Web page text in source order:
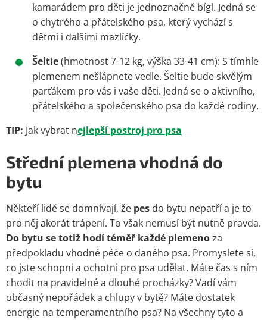
kamarádem pro děti je jednoznačně bígl. Jedná se
o chytrého a přátelského psa, který vychází s
dětmi i dalšími mazlíčky.
Šeltie(hmotnost 7-12 kg, výška 33-41 cm): S tímhle
plemenem nešlápnete vedle. Šeltie bude skvělým
parťákem pro vás i vaše děti. Jedná se o aktivního,
přátelského a společenského psa do každé rodiny.
TIP: Jak vybrat nejlepší postroj pro psa
Střední plemena vhodná do
bytu
Někteří lidé se domnívají, že pes do bytu nepatří a je to
pro něj akorát trápení. To však nemusí být nutně pravda.
Do bytu se totiž hodí téměř každé plemenoza
předpokladu vhodné péče o daného psa. Promyslete si,
co jste schopni a ochotni pro psa udělat. Máte čas s ním
chodit na pravidelné a dlouhé procházky? Vadí vám
občasný nepořádek a chlupy v bytě? Máte dostatek
energie na temperamentního psa? Na všechny tyto a